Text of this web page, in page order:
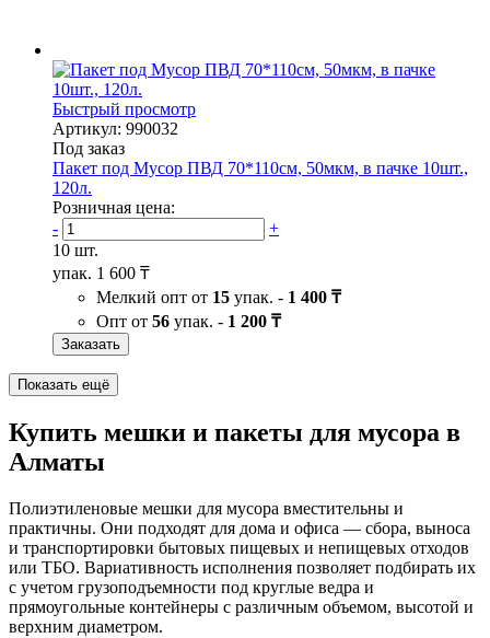
Быстрый просмотр
Артикул: 990032
Под заказ
Пакет под Мусор ПВД 70*110см, 50мкм, в пачке 10шт.,
120л.
Розничная цена:
-
+
10 шт.
упак. 1 600 ₸
Мелкий опт от 15 упак. - 1 400 ₸
Опт от 56 упак. - 1 200 ₸
Заказать
Показать ещё
Купить мешки и пакеты для мусора в
Алматы
Полиэтиленовые мешки для мусора вместительны и
практичны. Они подходят для дома и офиса — сбора, выноса
и транспортировки бытовых пищевых и непищевых отходов
или ТБО. Вариативность исполнения позволяет подбирать их
с учетом грузоподъемности под круглые ведра и
прямоугольные контейнеры с различным объемом, высотой и
верхним диаметром.